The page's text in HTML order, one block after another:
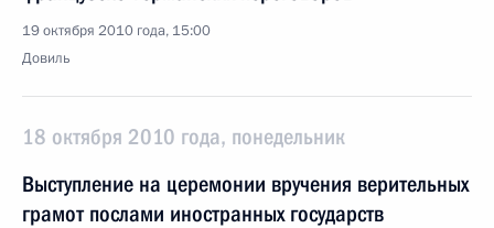
19 октября 2010 года, 15:00
Довиль
18 октября 2010 года, понедельник
Выступление на церемонии вручения верительных
грамот послами иностранных государств